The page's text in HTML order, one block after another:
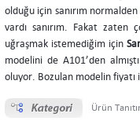
olduğu için sanırım
vardı sanırım. Fakat
uğraşmak istemediğim için
modelini de A101’den
oluyor. Bozulan modelin
Ürün